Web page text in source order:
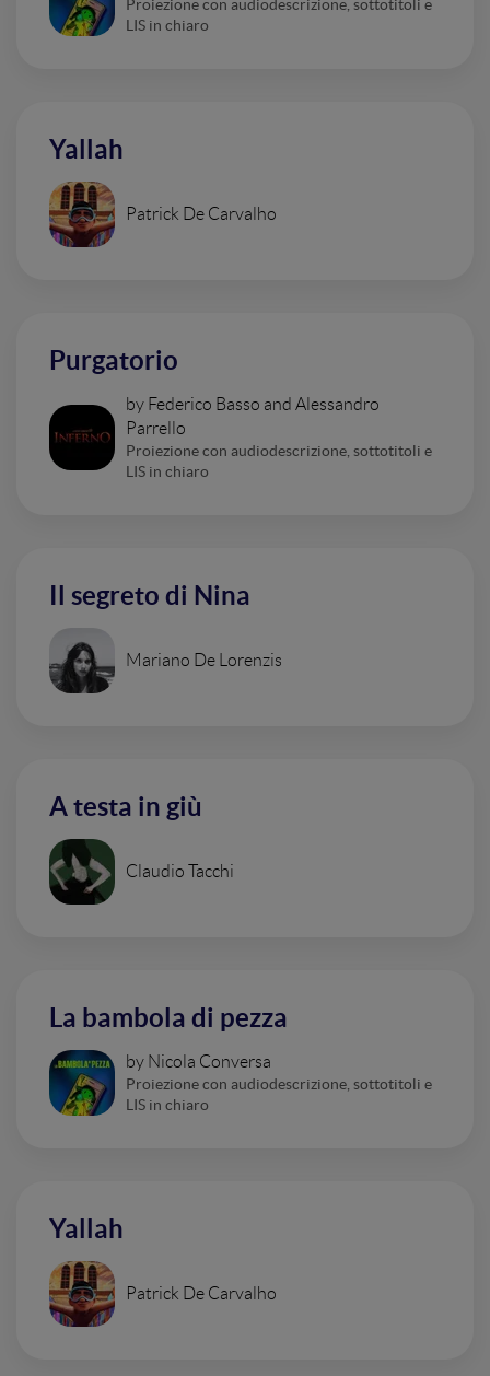
Proiezione con audiodescrizione, sottotitoli e
LIS in chiaro
Yallah
Patrick De Carvalho
Purgatorio
by Federico Basso and Alessandro
Parrello
Proiezione con audiodescrizione, sottotitoli e
LIS in chiaro
Il segreto di Nina
Mariano De Lorenzis
A testa in giù
Claudio Tacchi
La bambola di pezza
by Nicola Conversa
Proiezione con audiodescrizione, sottotitoli e
LIS in chiaro
Yallah
Patrick De Carvalho